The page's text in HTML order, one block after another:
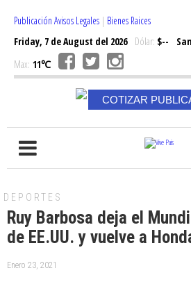
Publicación Avisos Legales | Bienes Raices
Friday, 7 de August del 2026Dólar: $--
Max: 11℃
COTIZAR
DEPORTES
Ruy Barbosa deja el
de EE.UU. y vuelve a
Enero 23, 2021